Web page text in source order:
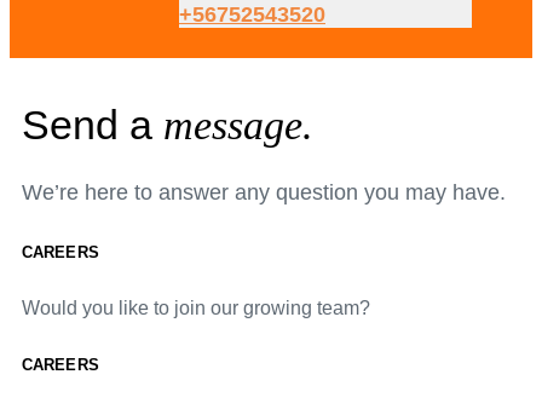
+56752543520
Send a message.
We’re here to answer any question you may have.
CAREERS
Would you like to join our growing team?
CAREERS